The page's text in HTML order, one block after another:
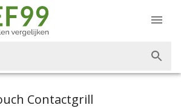
Contactgrill